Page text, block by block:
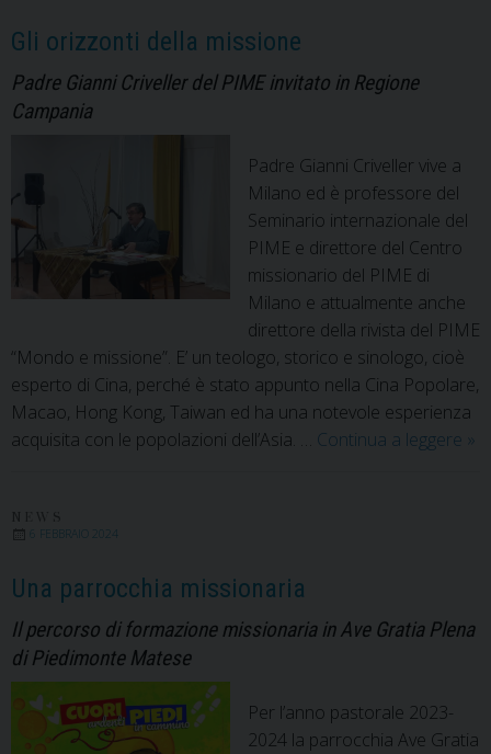
Gli orizzonti della missione
Padre Gianni Criveller del PIME invitato in Regione
Campania
Padre Gianni Criveller vive a
Milano ed è professore del
Seminario internazionale del
PIME e direttore del Centro
missionario del PIME di
Milano e attualmente anche
direttore della rivista del PIME
“Mondo e missione”. E’ un teologo, storico e sinologo, cioè
esperto di Cina, perché è stato appunto nella Cina Popolare,
Macao, Hong Kong, Taiwan ed ha una notevole esperienza
acquisita con le popolazioni dell’Asia. … Continua a leggere Gli»
6 FEBBRAIO 2024
Una parrocchia missionaria
Il percorso di formazione missionaria in Ave Gratia Plena
di Piedimonte Matese
Per l’anno pastorale 2023-
2024 la parrocchia Ave Gratia